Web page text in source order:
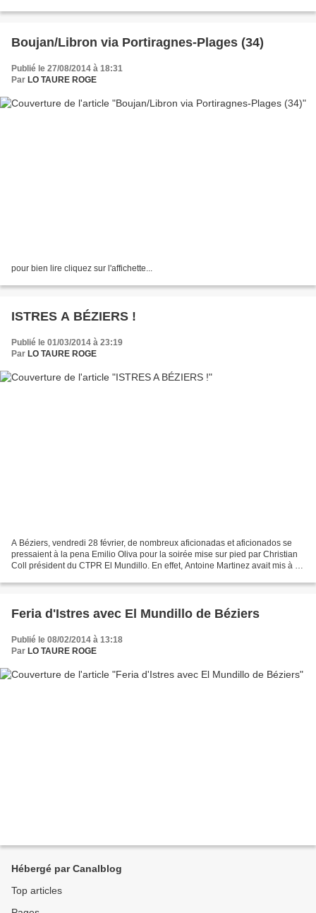
Boujan/Libron via Portiragnes-Plages (34)
Publié le 27/08/2014 à 18:31
Par LO TAURE ROGE
pour bien lire cliquez sur l'affichette...
ISTRES A BÉZIERS !
Publié le 01/03/2014 à 23:19
Par LO TAURE ROGE
A Béziers, vendredi 28 février, de nombreux aficionadas et aficionados se
pressaient à la pena Emilio Oliva pour la soirée mise sur pied par Christian
Coll président du CTPR El Mundillo. En effet, Antoine Martinez avait mis à sa
Feria d'Istres avec El Mundillo de Béziers
Publié le 08/02/2014 à 13:18
Par LO TAURE ROGE
Hébergé par Canalblog
Top articles